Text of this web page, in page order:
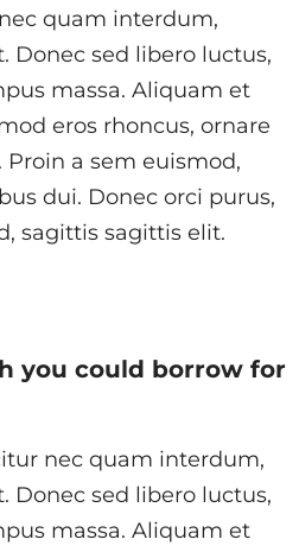
quam interdum,
Donec sed libero luctus,
massa. Aliquam et
eros rhoncus, ornare
a sem euismod,
dui. Donec orci purus,
sagittis sagittis elit.
you could borrow for
nec quam interdum,
Donec sed libero luctus,
massa. Aliquam et